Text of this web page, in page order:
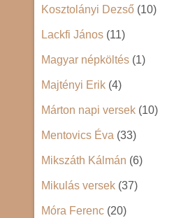
Kosztolányi Dezső (10)
Lackfi János (11)
Magyar népköltés (1)
Majtényi Erik (4)
Márton napi versek (10)
Mentovics Éva (33)
Mikszáth Kálmán (6)
Mikulás versek (37)
Móra Ferenc (20)